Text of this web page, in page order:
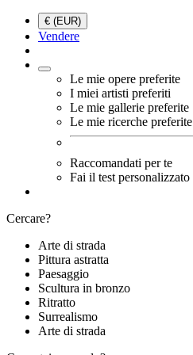
€ (EUR)
Vendere
Le mie opere preferite
I miei artisti preferiti
Le mie gallerie preferite
Le mie ricerche preferite
Raccomandati per te
Fai il test personalizzato
Cercare?
Arte di strada
Pittura astratta
Paesaggio
Scultura in bronzo
Ritratto
Surrealismo
Arte di strada